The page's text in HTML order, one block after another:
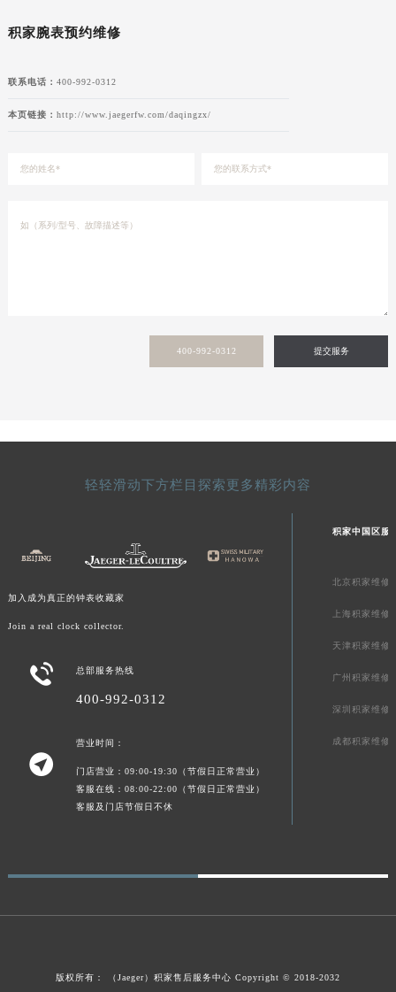
积家腕表预约维修
联系电话： 400-992-0312
本页链接： http://www.jaegerfw.com/daqingzx/
400-992-0312 提交服务
轻轻滑动下方栏目探索更多精彩内容
加入成为真正的钟表收藏家
Join a real clock collector.
 总部服务热线
400-992-0312

营业时间：
门店营业：09:00-19:30（节假日正常营业）
客服在线：08:00-22:00（节假日正常营业）
客服及门店节假日不休
积家中国区服
北京积家维修
上海积家维修
天津积家维修
广州积家维修
深圳积家维修
成都积家维修
版权所有： （Jaeger） 积家售后服务中心 Copyright © 2018-2032